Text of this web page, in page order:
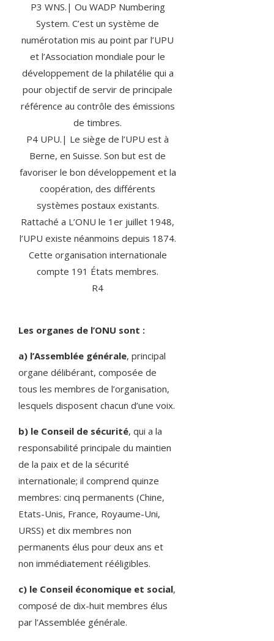
P3 WNS.| Ou WADP Numbering
System. C’est un système de
numérotation mis au point par l’UPU
et l’Association mondiale pour le
développement de la philatélie qui a
pour objectif de servir de principale
référence au contrôle des émissions
de timbres.
P4 UPU.| Le siège de l’UPU est à
Berne, en Suisse. Son but est de
favoriser le bon développement et la
coopération, des différents
systèmes postaux existants.
Rattaché a L’ONU le 1er juillet 1948,
l’UPU existe néanmoins depuis 1874.
Cette organisation internationale
compte 191 États membres.
R4
Les organes de l’ONU sont :
a) l’Assemblée générale, principal
organe délibérant, composée de
tous les membres de l’organisation,
lesquels disposent chacun d’une voix.
b) le Conseil de sécurité, qui a la
responsabilité principale du maintien
de la paix et de la sécurité
internationale; il comprend quinze
membres: cinq permanents (Chine,
Etats-Unis, France, Royaume-Uni,
URSS) et dix membres non
permanents élus pour deux ans et
non immédiatement rééligibles.
c) le Conseil économique et social,
composé de dix-huit membres élus
par l’Assemblée générale.